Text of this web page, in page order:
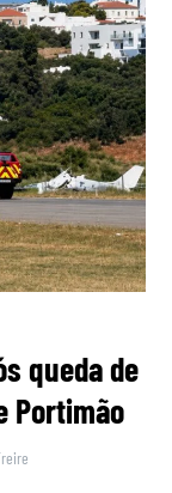
queda de
Portimão